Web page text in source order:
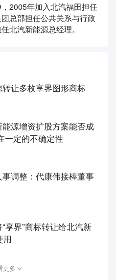
2005年加入北汽福田担任
总部担任公共关系与行政
北汽新能源总经理。
让多枚享界图形商标
源增资扩股方案能否成
一定的不确定性
调整：代康伟接棒董事
享界”商标转让给北汽新
用
更多